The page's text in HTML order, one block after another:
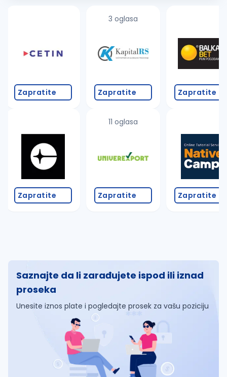
Zapratite
Zapratite
3 oglasa
Zapratite
11 oglasa
Zapratite
Zapratite
Zapratite
Saznajte da li zarađujete ispod ili iznad
proseka
Unesite iznos plate i pogledajte prosek za vašu poziciju